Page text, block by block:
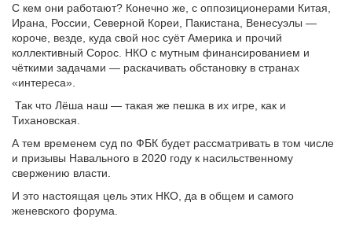
С кем они работают? Конечно же, с оппозиционерами Китая,
Ирана, России, Северной Кореи, Пакистана, Венесуэлы —
короче, везде, куда свой нос суёт Америка и прочий
коллективный Сорос. НКО с мутным финансированием и
чёткими задачами — раскачивать обстановку в странах
«интереса».
Так что Лёша наш — такая же пешка в их игре, как и
Тихановская.
А тем временем суд по ФБК будет рассматривать в том числе
и призывы Навального в 2020 году к насильственному
свержению власти.
И это настоящая цель этих НКО, да в общем и самого
женевского форума.